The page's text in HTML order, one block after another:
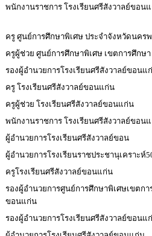
พนักงานราชการ โรงเรียนศรีสังวาลย์ขอน
ครู ศูนย์การศึกษาพิเศษ ประจำจังหวัดนคร
ครูผู้ช่วย ศูนย์การศึกษาพิเศษ เขตการศึกษ
รองผู้อำนวยการโรงเรียนศรีสังวาลย์ขอนแ
ครู โรงเรียนศรีสังวาลย์ขอนแก่น
ครูผู้ช่วย โรงเรียนศรีสังวาลย์ขอนแก่น
พนักงานราชการ โรงเรียนศรีสังวาลย์ขอน
ผู้อำนวยการโรงเรียนศรีสังวาลย์ขอน
ผู้อำนวยการโรงเรียนราชประชานุเคราะห์
ครูโรงเรียนศรีสังวาลย์ขอนแก่น
รองผู้อำนวยการศูนย์การศึกษาพิเศษเขตก
ขอนแก่น
รองผู้อำนวยการโรงเรียนศรีสังวาลย์ขอนแ